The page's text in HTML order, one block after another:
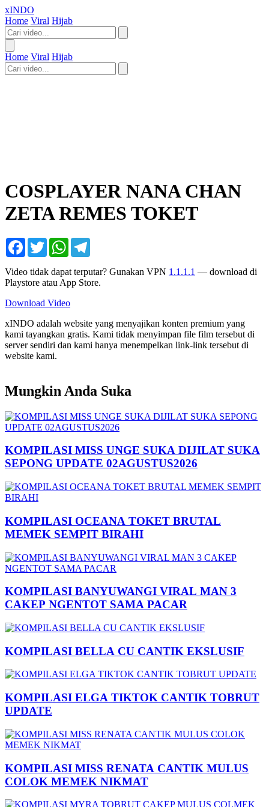
xINDO
Home Viral Hijab
Home Viral Hijab
COSPLAYER NANA CHAN
ZETA REMES TOKET
Facebook
TwitterWhatsApp
Video tidak dapat terputar? Gunakan VPN 1.1.1.1 — download di
Playstore atau App Store.
Download Video
xINDO adalah website yang menyajikan konten premium yang
kami tayangkan gratis. Kami tidak menyimpan file film tersebut di
server sendiri dan kami hanya menempelkan link-link tersebut di
website kami.
Mungkin Anda Suka
KOMPILASI MISS UNGE SUKA DIJILAT SUKA
SEPONG UPDATE 02AGUSTUS2026
KOMPILASI OCEANA TOKET BRUTAL
MEMEK SEMPIT BIRAHI
KOMPILASI BANYUWANGI VIRAL MAN 3
CAKEP NGENTOT SAMA PACAR
KOMPILASI BELLA CU CANTIK EKSLUSIF
KOMPILASI ELGA TIKTOK CANTIK TOBRUT
UPDATE
KOMPILASI MISS RENATA CANTIK MULUS
COLOK MEMEK NIKMAT